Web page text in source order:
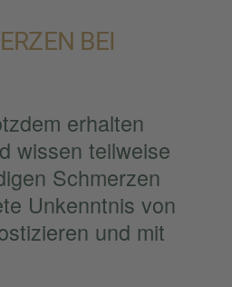
BEI
erhal­ten
wissen teilweise
Schmer­zen
Unkennt­nis von
und mit